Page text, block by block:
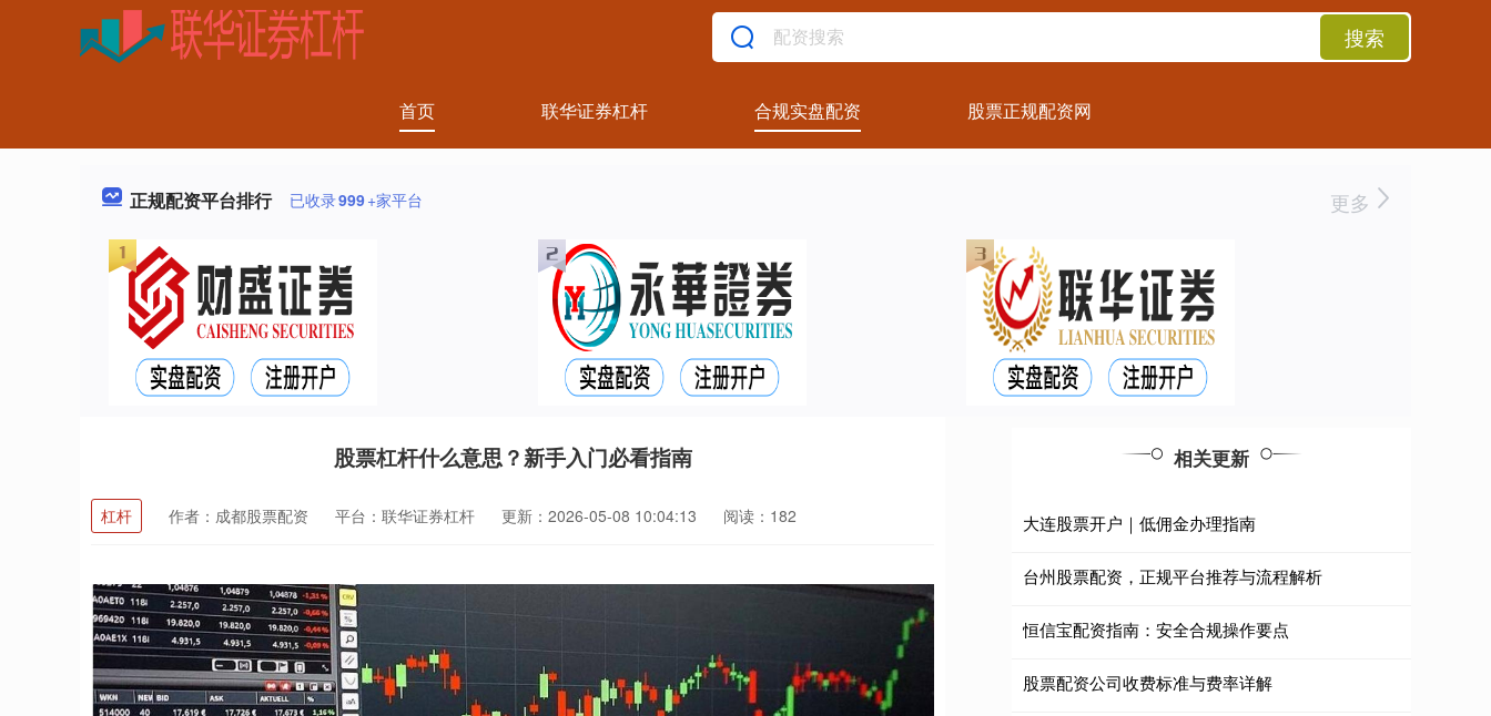
搜索
首页 联华证券杠杆 合规实盘配资 股票正规配资网
正规配资平台排行 已收录999+家平台 更多
股票杠杆什么意思？新手入门必看指南
杠杆 作者：成都股票配资 平台：联华证券杠杆 更新：2026-05-08 10:04:13 阅读：182
相关更新
大连股票开户｜低佣金办理指南
台州股票配资，正规平台推荐与流程解析
恒信宝配资指南：安全合规操作要点
股票配资公司收费标准与费率详解